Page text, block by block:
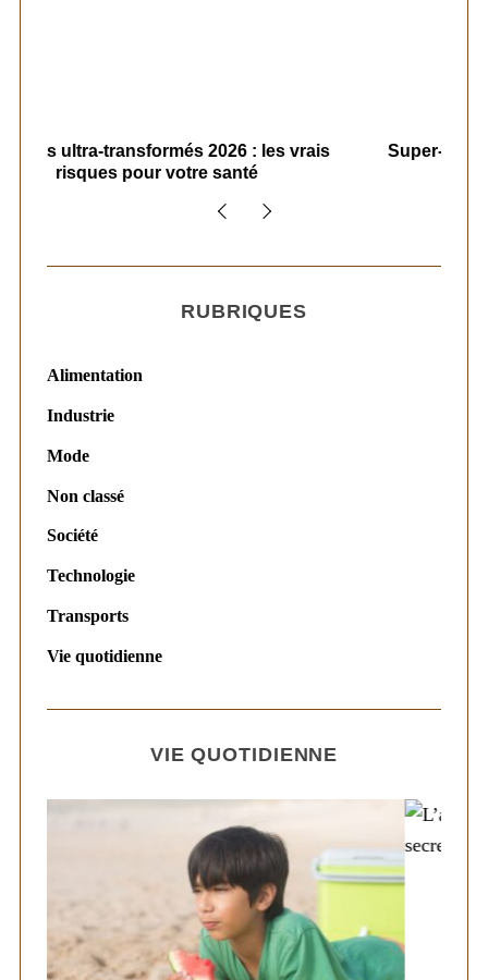
Super-aliments 2026 : démêler le vrai du
bluff marketing
RUBRIQUES
Alimentation
Industrie
Mode
Non classé
Société
Technologie
Transports
Vie quotidienne
VIE QUOTIDIENNE
f